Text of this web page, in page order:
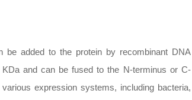
added to the protein by recombinant DNA
and can be fused to the N-terminus or C-
expression systems, including bacteria,